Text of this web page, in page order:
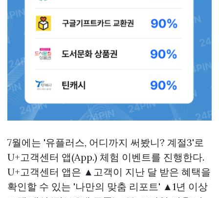
7월에는 '유플러스, 어디까지 써봤니? 계절3'로
U+고객센터 앱(App.) 체험 이벤트를 진행한다.
U+고객센터 앱은 ▲고객이 지난 달 받은 혜택을
확인할 수 있는 '나만의 맞춤 리포트' ▲1년 이상